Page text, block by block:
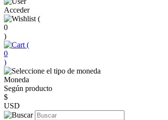
Acceder
(
0
)
(
0
)
Moneda
Según producto
$
USD